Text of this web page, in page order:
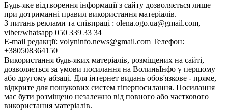
Будь-яке відтворення інформації з сайту дозволяється лише
при дотриманні правил використання матеріалів.
З питань реклами та співпраці : olena.ogo.ua@gmail.com,
viber/whatsapp 050 339 33 34
E-mail редакції: volyninfo.news@gmail.com Телефон:
+380508364150
Використання будь-яких матеріалів, розміщених на сайті,
дозволяється за умови посилання на ВолиньІнфо у першому
або другому абзаці. Для інтернет видань обов'язкове - пряме,
відкрите для пошукових систем гіперпосилання. Посилання
має бути розміщено незалежно від повного або часткового
використання матеріалів.